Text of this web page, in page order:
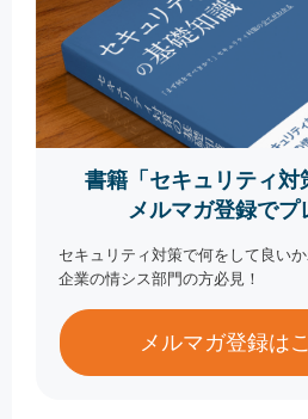
書籍「セキュリティ対
メルマガ登録でプ
セキュリティ対策で何をして良い
企業の情シス部門の方必見！
メルマガ登録は